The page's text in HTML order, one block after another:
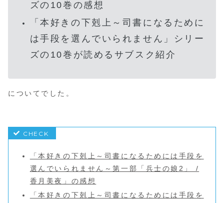
ズの10巻の感想
「本好きの下剋上～司書になるために
は手段を選んでいられません」シリー
ズの10巻が読めるサブスク紹介
についてでした。
「本好きの下剋上～司書になるためには手段を
選んでいられません～第一部「兵士の娘2」 /
香月美夜」の感想
「本好きの下剋上～司書になるためには手段を